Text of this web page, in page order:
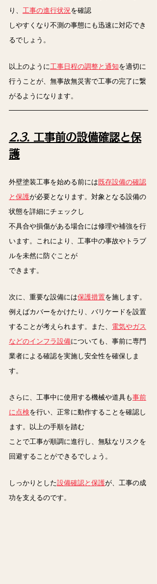
り、 工事の進行状況を確認
しやすくなり不測の事態にも迅速に対応でき
るでしょう。
以上のように工事日程の調整と通知を適切に
行うことが、無事故無災害で工事の完了に繋
がるようになります。
2.3. 工事前の設備確認と保
護
外壁塗装工事を始める前には既存設備の確認
と保護が必要となります。対象となる設備の
状態を詳細にチェックし
不具合や損傷がある場合には修理や補強を行
います。これにより、工事中の事故やトラブ
ルを未然に防ぐことが
できます。
次に、重要な設備には保護措置を施します。
例えばカバーをかけたり、バリケードを設置
することが考えられます。また、 電気やガス
などのインフラ設備についても、事前に専門
業者による確認を実施し安全性を確保しま
す。
さらに、工事中に使用する機械や道具も事前
に点検を行い、正常に動作することを確認し
ます。以上の手順を踏む
ことで工事が順調に進行し、無駄なリスクを
回避することができるでしょう。
しっかりとした設備確認と保護が、工事の成
功を支えるのです。